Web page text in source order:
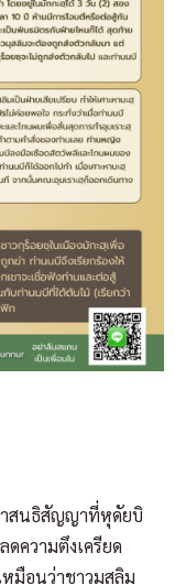
ำสนธิสัญญาที่หุดัยบิ
ดความตึงเครียด
มือนว่าชาวมุสลิม